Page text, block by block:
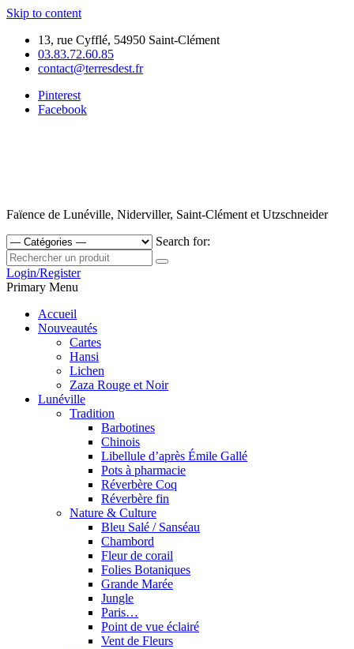
Skip to content
13, rue Cyfflé, 54950 Saint-Clément
03.83.72.60.85
contact@terresdest.fr
Pinterest
Facebook
Faïence de Lunéville, Niderviller, Saint-Clément et Utzschneider
Search for:
Login/Register
Primary Menu
Accueil
Nouveautés
Cartes
Hansi
Lichen
Zaza Rouge et Noir
Lunéville
Tradition
Barbotines
Chinois
Libellule d’après Émile Gallé
Pots à pharmacie
Réverbère Coq
Réverbère fin
Nature & Culture
Bleu Salé / Sanséau
Chambord
Fleur de corail
Folies Botaniques
Grande Marée
Jungle
Paris…
Point de vue éclairé
Vent de Fleurs